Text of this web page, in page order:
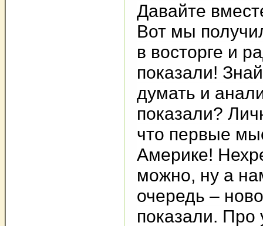
Давайте
Вот мы
в восторге и
показали!
думать и
показали?
что первые
Америке!
можно, ну а
очередь –
показали. Про